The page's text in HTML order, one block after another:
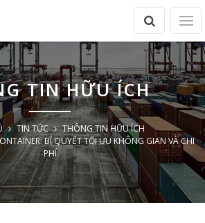
TIN HỮU ÍCH
TIN TỨC
THÔNG TIN HỮU ÍCH
BÍ QUYẾT TỐI ƯU KHÔNG GIAN VÀ CHI
PHÍ